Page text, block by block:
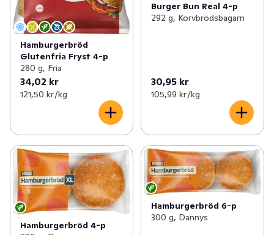
Hamburgerbröd
Glutenfria Fryst 4-p
280 g, Fria
34,02 kr
121,50 kr /kg
Burger Bun Real 4-p
292 g, Korvbrödsbagarn
30,95 kr
105,99 kr /kg
Hamburgerbröd 4-p
Hamburgerbröd 6-p
300 g, Dannys